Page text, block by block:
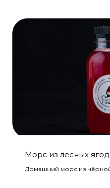
Морс из лесных
Домашний морс из